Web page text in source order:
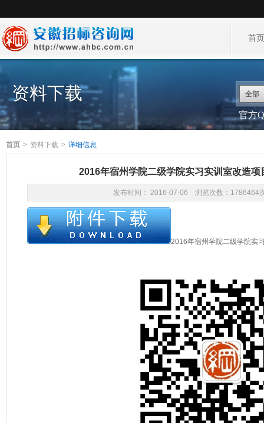
首
资料下载 全部
官方
首页 > 资料下载 > 详细信息
2016年宿州学院二级学院实习实训室改造
发布时间： 2016-07-06 浏览次数：1786464
2016年宿州学院二级学院实